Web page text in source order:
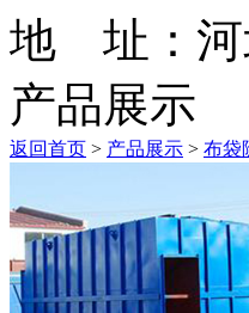
地 址：河
产品展示
返回首页 > 产品展示 > 布袋